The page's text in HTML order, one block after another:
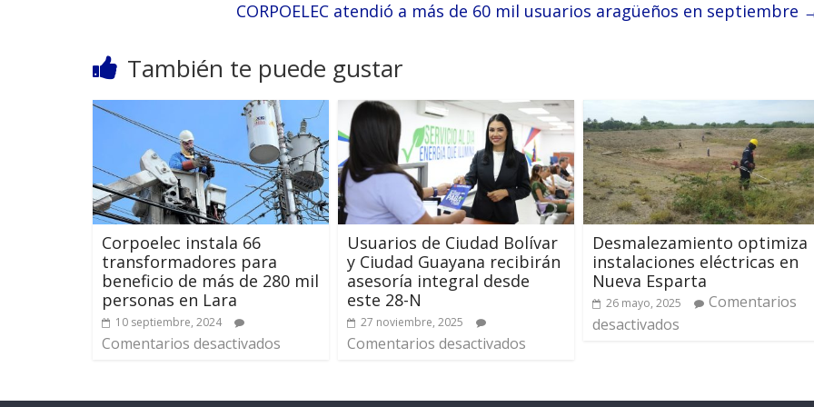
CORPOELEC atendió a más de 60 mil usuarios aragüeños en septiembre
También te puede gustar
Corpoelec instala 66
transformadores para
beneficio de más de 280 mil
personas en Lara
10 septiembre, 2024
Comentarios desactivados
Usuarios de Ciudad Bolívar
y Ciudad Guayana recibirán
asesoría integral desde
este 28-N
27 noviembre, 2025
Comentarios desactivados
Desmalezamiento optimiza
instalaciones eléctricas en
Nueva Esparta
26 mayo, 2025
Comentarios
desactivados